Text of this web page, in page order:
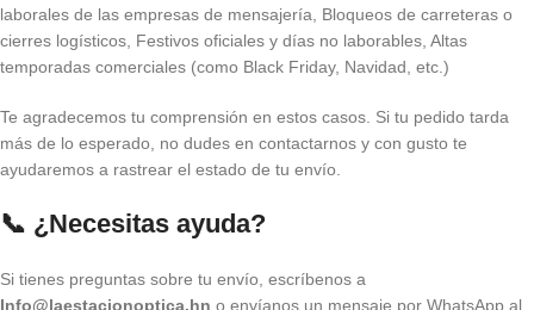
laborales de las empresas de mensajería, Bloqueos de carreteras o
cierres logísticos, Festivos oficiales y días no laborables, Altas
temporadas comerciales (como Black Friday, Navidad, etc.)
Te agradecemos tu comprensión en estos casos. Si tu pedido tarda
más de lo esperado, no dudes en contactarnos y con gusto te
ayudaremos a rastrear el estado de tu envío.
📞 ¿Necesitas ayuda?
Si tienes preguntas sobre tu envío, escríbenos a
Info@laestacionoptica.hn o envíanos un mensaje por WhatsApp al